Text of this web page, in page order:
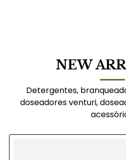
NEW
Detergentes,
doseadores venturi,